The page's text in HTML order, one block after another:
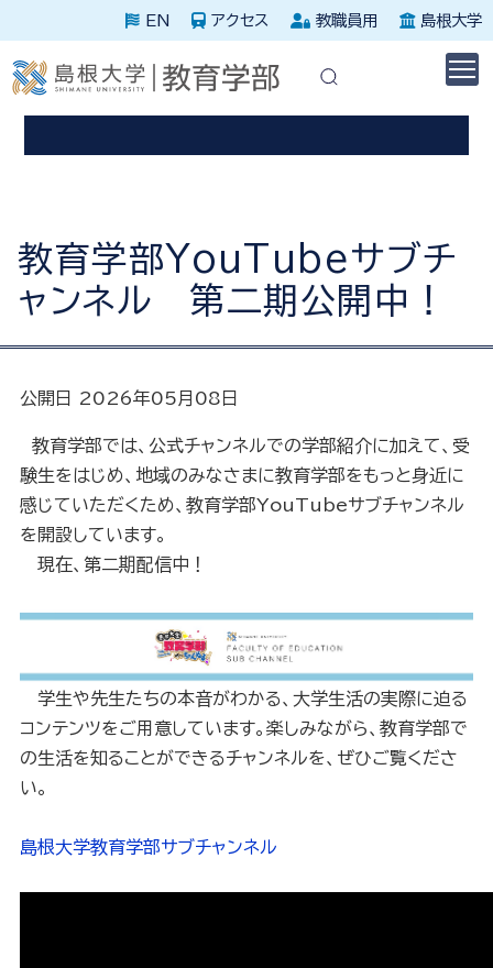
EN アクセス 教職員用 島根大学
教育学部YouTubeサブチ
ャンネル 第二期公開中！
公開日 2026年05月08日
教育学部では、公式チャンネルでの学部紹介に加えて、受
験生をはじめ、地域のみなさまに教育学部をもっと身近に
感じていただくため、教育学部YouTubeサブチャンネル
を開設しています。
現在、第二期配信中！
学生や先生たちの本音がわかる、大学生活の実際に迫る
コンテンツをご用意しています。楽しみながら、教育学部で
の生活を知ることができるチャンネルを、ぜひご覧くださ
い。
島根大学教育学部サブチャンネル